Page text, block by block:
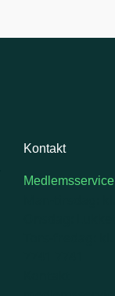
Kontakt
Medlemsservice